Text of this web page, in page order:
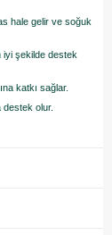
hale gelir ve soğuk
iyi şekilde destek
katkı sağlar.
olur.